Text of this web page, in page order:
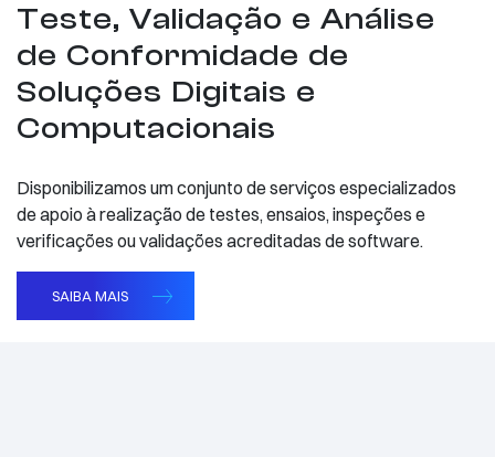
Teste, Validação e Análise
de Conformidade de
Soluções Digitais e
Computacionais
Disponibilizamos um conjunto de serviços especializados
de apoio à realização de testes, ensaios, inspeções e
verificações ou validações acreditadas de software.
SAIBA MAIS